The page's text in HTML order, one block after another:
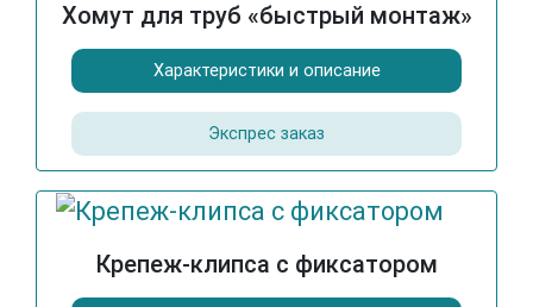
Хомут для труб «быстрый монтаж»
Характеристики и описание
Экспрес заказ
Крепеж-клипса с фиксатором